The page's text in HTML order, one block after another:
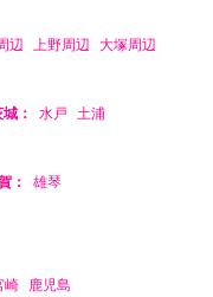
辺 上野周辺 大塚周辺
： 水戸 土浦
： 雄琴
崎 鹿児島